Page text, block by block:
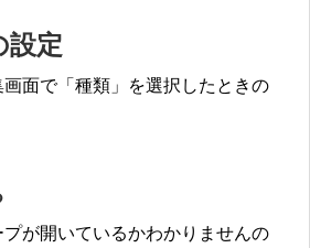
定
面で「種類」を選択したときの
が開いているかわかりませんの